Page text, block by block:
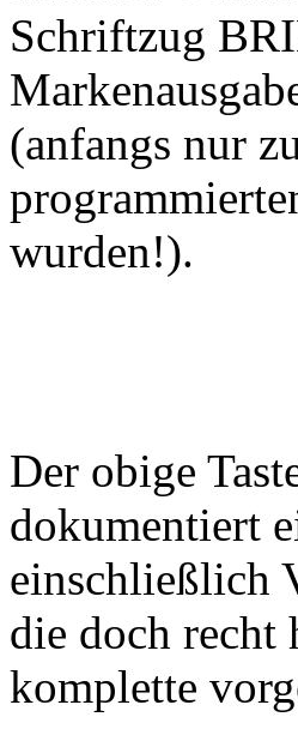
Schriftzug
(anfangs nur
wurden!).
Der obige
dokumentiert
einschließlich
die doch
komplette